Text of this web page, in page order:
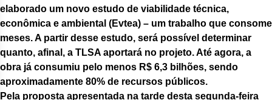
elaborado um novo estudo de viabilidade técnica,
econômica e ambiental (Evtea) – um trabalho que consome
meses. A partir desse estudo, será possível determinar
quanto, afinal, a TLSA aportará no projeto. Até agora, a
obra já consumiu pelo menos R$ 6,3 bilhões, sendo
aproximadamente 80% de recursos públicos.
Pela proposta apresentada na tarde desta segunda-feira